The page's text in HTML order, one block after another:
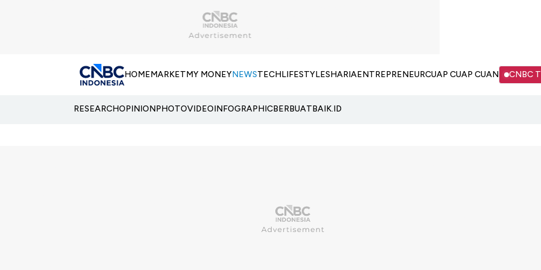
HOMEMARKETMY MONEYNEWSTECHLIFESTYLESHARIAENTREPRENEURCUAP CUAP CUAN CNBC
RESEARCHOPINIONPHOTOVIDEOINFOGRAPHICBERBUATBAIK.ID